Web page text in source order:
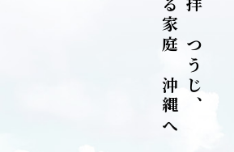
拝
つ
う
じ
、
る
家
庭
沖
縄
へ